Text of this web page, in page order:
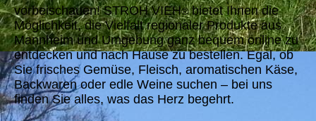
vorbeischauen! STROH VIEH®bietet Ihnen die
Möglichkeit, die Vielfalt regionaler Produkte aus
Mannheim und Umgebung ganz bequem online zu
entdecken und nach Hause zu bestellen. Egal, ob
Sie frisches Gemüse, Fleisch, aromatischen Käse,
Backwaren oder edle Weine suchen – bei uns
finden Sie alles, was das Herz begehrt.